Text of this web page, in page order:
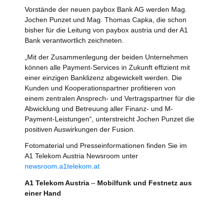
Vorstände der neuen paybox Bank AG werden Mag.
Jochen Punzet und Mag. Thomas Capka, die schon
bisher für die Leitung von paybox austria und der A1
Bank verantwortlich zeichneten.
„Mit der Zusammenlegung der beiden Unternehmen
können alle Payment-Services in Zukunft effizient mit
einer einzigen Banklizenz abgewickelt werden. Die
Kunden und Kooperationspartner profitieren von
einem zentralen Ansprech- und Vertragspartner für die
Abwicklung und Betreuung aller Finanz- und M-
Payment-Leistungen“, unterstreicht Jochen Punzet die
positiven Auswirkungen der Fusion.
Fotomaterial und Presseinformationen finden Sie im
A1 Telekom Austria Newsroom unter
newsroom.a1telekom.at
A1 Telekom Austria – Mobilfunk und Festnetz aus
einer Hand